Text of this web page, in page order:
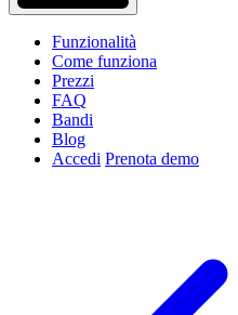
Funzionalità
Come funziona
Prezzi
FAQ
Bandi
Blog
Accedi Prenota demo